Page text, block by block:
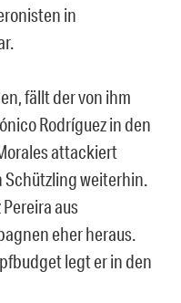
in
fällt der von ihm
Rodríguez in den
attackiert
weiterhin.
aus
eher heraus.
legt er in den